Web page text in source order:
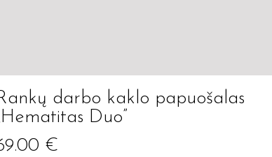
darbo kaklo papuošalas
Duo”
€